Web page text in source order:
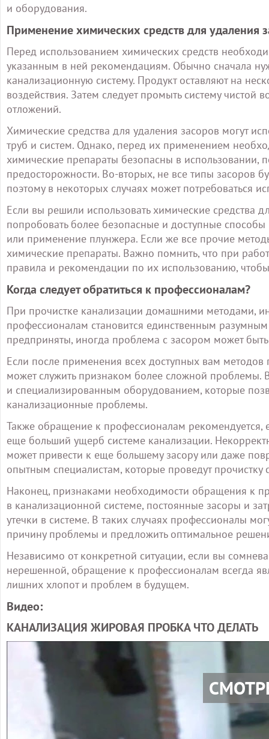
и оборудования.
Применение химических средств для удаления
Перед использованием химических средств
указанным в ней рекомендациям. Обычно сначала
канализационную систему. Продукт оставляют на
воздействия. Затем следует промыть систему чистой
отложений.
Химические средства для удаления засоров могут
труб и систем. Однако, перед их применением
химические препараты безопасны в
предосторожности. Во-вторых, не все типы засоров
поэтому в некоторых случаях может потребоваться
Если вы решили использовать химические средства
попробовать более безопасные и доступные
или применение плунжера. Если же все прочие
химические препараты. Важно помнить, что при
правила и рекомендации по их использованию,
Когда следует обратиться к профессионалам?
При прочистке канализации домашними методами,
профессионалам становится единственным
предприняты, иногда проблема с засором может
Если после применения всех доступных вам
может служить признаком более сложной проблемы.
и специализированным оборудованием, которые
канализационные проблемы.
Также обращение к профессионалам рекомендуется,
еще больший ущерб системе канализации.
может привести к еще большему засору или даже
опытным специалистам, которые проведут прочистку
Наконец, признаками необходимости обращения к
в канализационной системе, постоянные засоры и
утечки в системе. В таких случаях профессионалы
причину проблемы и предложить оптимальное
Независимо от конкретной ситуации, если вы
нерешенной, обращение к профессионалам всегда
лишних хлопот и проблем в будущем.
Видео:
КАНАЛИЗАЦИЯ ЖИРОВАЯ ПРОБКА ЧТО ДЕЛАТЬ